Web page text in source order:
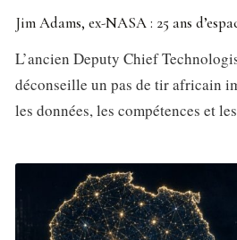
Jim Adams, ex-NASA : 25 ans
L’ancien Deputy Chief
déconseille un pas de tir africain
les données, les compétences et